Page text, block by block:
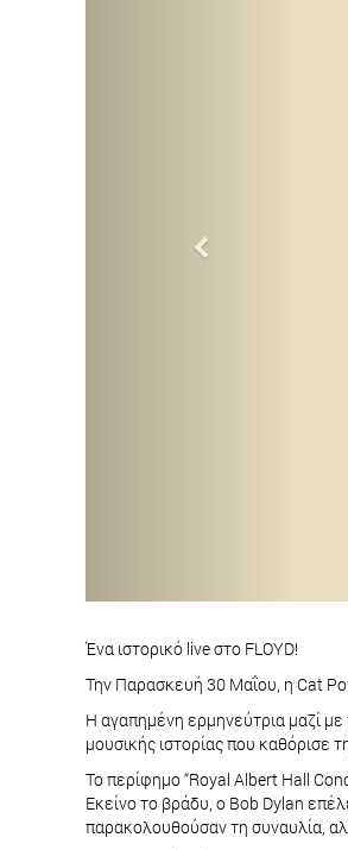
Ένα ιστορικό live στο FLOYD!
Την Παρασκευή 30 Μαΐου, η Cat
Η αγαπημένη ερμηνεύτρια μαζί
μουσικής ιστορίας που καθόρισε
Το περίφημο “Royal Albert Hall
Εκείνο το βράδυ, o Bob Dylan
παρακολουθούσαν τη συναυλία,